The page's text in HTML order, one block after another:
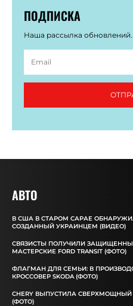
ПОДПИСКА
Наша рассылка обновлений.
АВТО
В США В СТАРОМ САРАЕ
СОЗДАННЫЙ УКРАИНЦЕМ (ВИДЕО)
СВЯЗИСТЫ ПОЛУЧИЛИ ЗАЩИЩЕННЫЕ
МАСТЕРСКИЕ FORD TRANSIT (ФОТО)
ФЛАГМАН ДЛЯ СЕМЬИ: В
КРОССОВЕР SKODA (ФОТО)
CHERY ВЫПУСТИЛА
(ФОТО)